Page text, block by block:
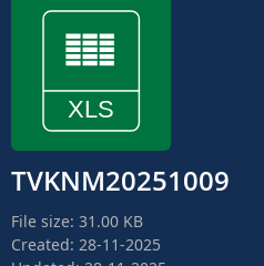
TVKNM20251009
File size: 31.00 KB
Created: 28-11-2025